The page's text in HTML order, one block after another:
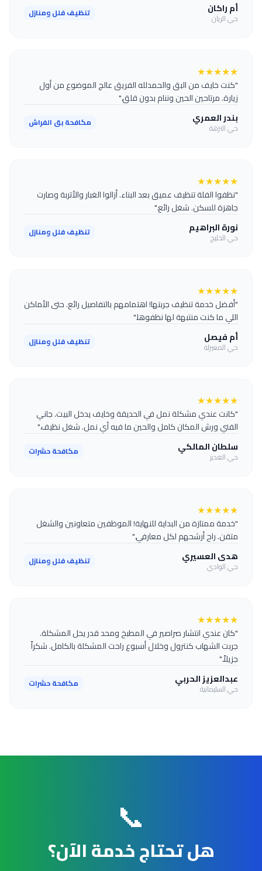
أم راكان
حي الريان تنظيف فلل ومنازل
★
★
★
★
★
"كنت خايف من البق والحمدلله الفريق عالج الموضوع من أول
زيارة. مرتاحين الحين وننام بدون قلق."
بندر العمري
حي النزهة مكافحة بق الفراش
★
★
★
★
★
"نظفوا الفلة تنظيف عميق بعد البناء. أزالوا الغبار والأتربة وصارت
جاهزة للسكن. شغل رائع."
نورة البراهيم
حي الخليج تنظيف فلل ومنازل
★
★
★
★
★
"أفضل خدمة تنظيف جربتها! اهتمامهم بالتفاصيل رائع. حتى الأماكن
اللي ما كنت منتبهة لها نظفوها."
أم فيصل
حي المعيزلة تنظيف فلل ومنازل
★
★
★
★
★
"كانت عندي مشكلة نمل في الحديقة وخايف يدخل البيت. جاني
الفني ورش المكان كامل والحين ما فيه أي نمل. شغل نظيف."
سلطان المالكي
حي الغدير مكافحة حشرات
★
★
★
★
★
"خدمة ممتازة من البداية للنهاية! الموظفين متعاونين والشغل
متقن. راح أرشحهم لكل معارفي."
هدى العسيري
حي الوادي تنظيف فلل ومنازل
★
★
★
★
★
"كان عندي انتشار صراصير في المطبخ ومحد قدر يحل المشكلة.
جربت الشهاب كنترول وخلال أسبوع راحت المشكلة بالكامل. شكراً
جزيلاً."
عبدالعزيز الحربي
حي السليمانية مكافحة حشرات
📞
هل تحتاج خدمة الآن؟